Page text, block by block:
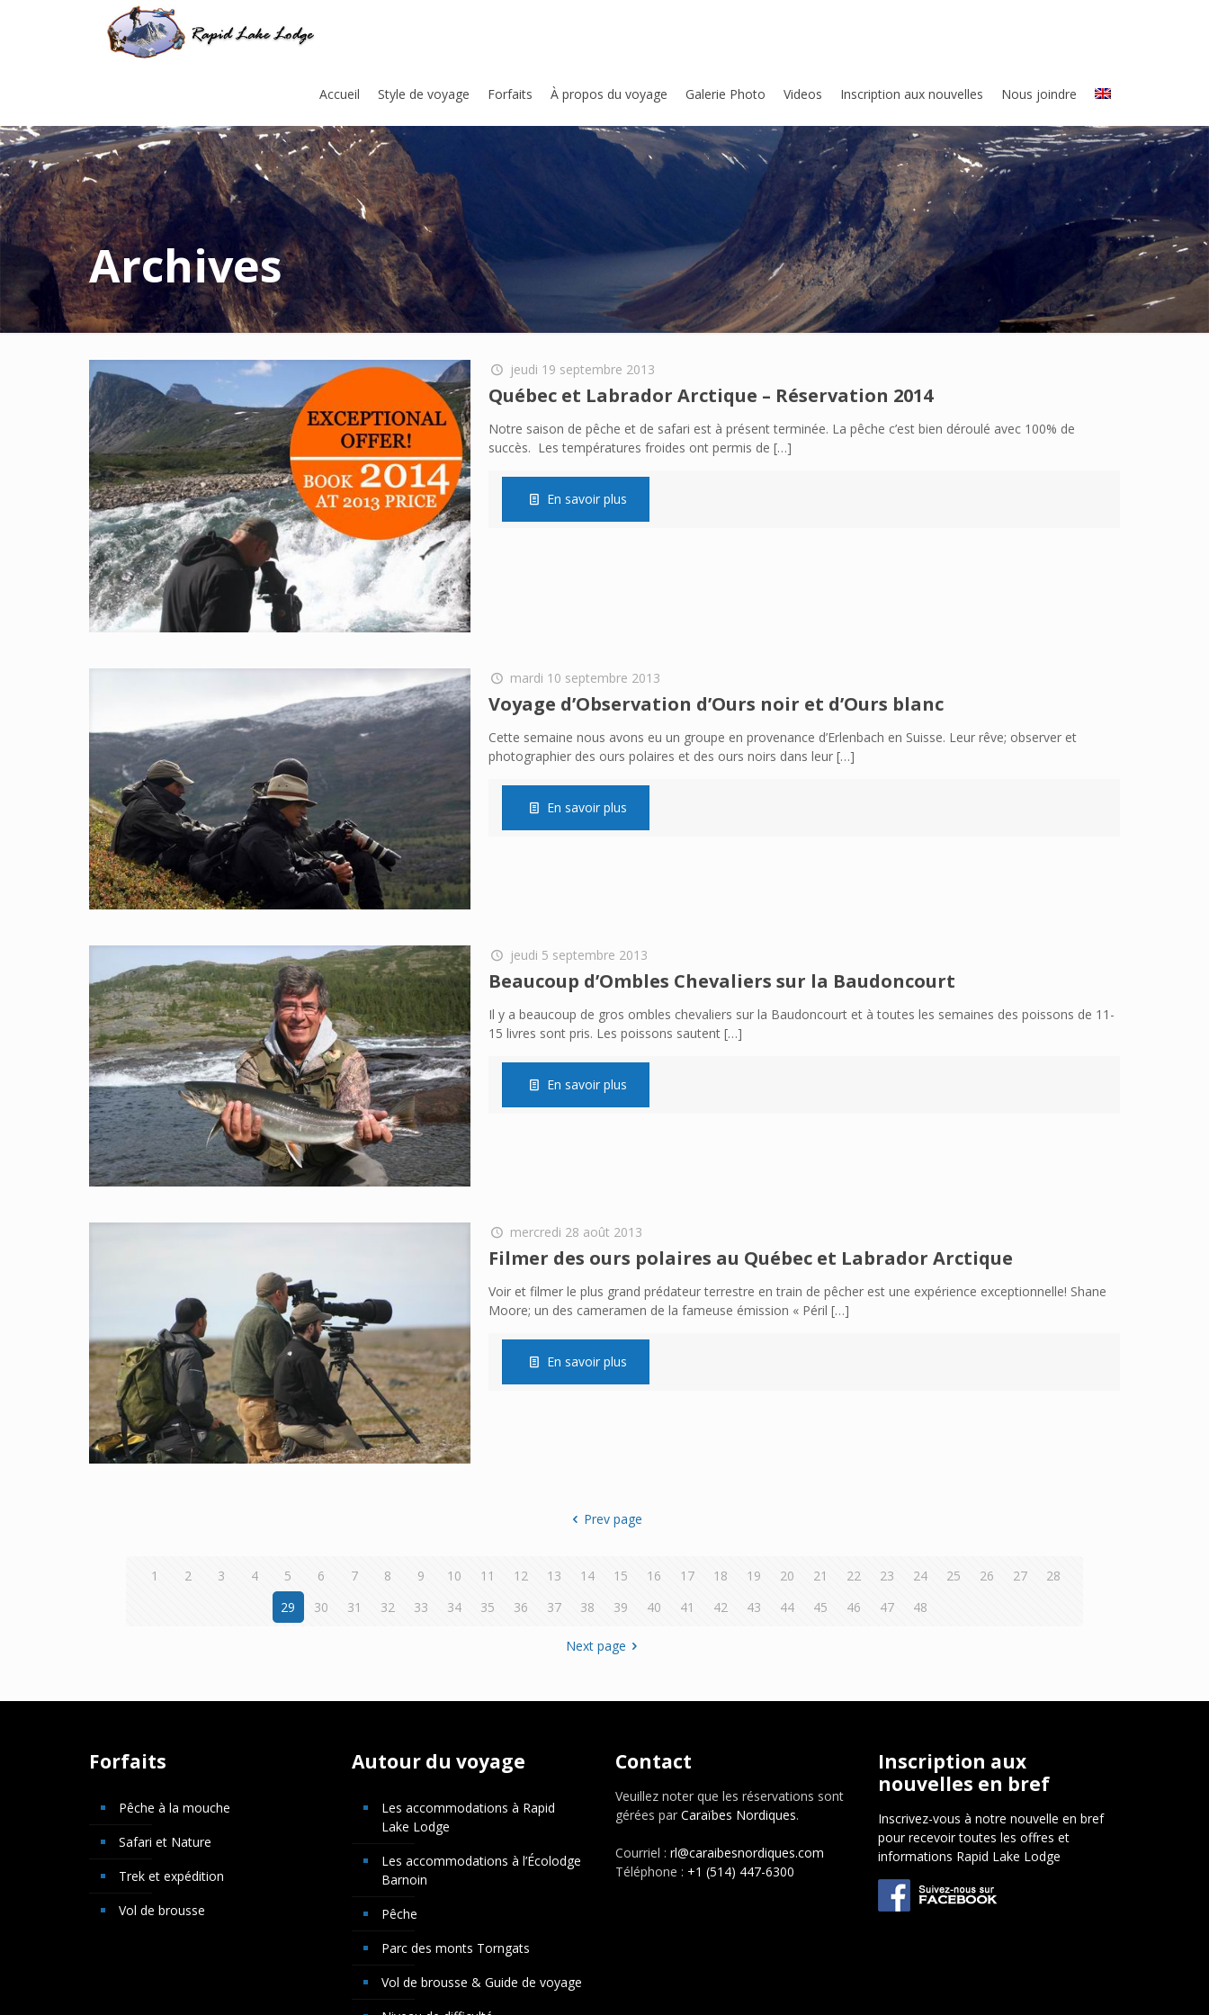
Accueil Style de voyage Forfaits À propos du voyage Galerie Photo Videos Inscription aux nouvelles Nous joindre
Archives
jeudi 19 septembre 2013
Québec et Labrador Arctique – Réservation 2014
Notre saison de pêche et de safari est à présent terminée. La pêche c’est bien déroulé avec 100% de
succès. Les températures froides ont permis de […]
En savoir plus
mardi 10 septembre 2013
Voyage d’Observation d’Ours noir et d’Ours blanc
Cette semaine nous avons eu un groupe en provenance d’Erlenbach en Suisse. Leur rêve; observer et
photographier des ours polaires et des ours noirs dans leur[…]
En savoir plus
jeudi 5 septembre 2013
Beaucoup d’Ombles Chevaliers sur la Baudoncourt
Il y a beaucoup de gros ombles chevaliers sur la Baudoncourt et à toutes les semaines des poissons de 11-
15 livres sont pris. Les poissons sautent[…]
En savoir plus
mercredi 28 août 2013
Filmer des ours polaires au Québec et Labrador Arctique
Voir et filmer le plus grand prédateur terrestre en train de pêcher est une expérience exceptionnelle! Shane
Moore; un des cameramen de la fameuse émission « Péril […]
En savoir plus
Prev page
1 2 3 4 5 6 7 8 9 10 11 12 13 14 15 16 17 18 19 20 21 22 23 24 25 26 27
28
29
30 31 32 33 34 35 36 37 38 39 40 41 42 43 44 45 46 47 48
Next page
Forfaits
Pêche à la mouche
Safari et Nature
Trek et expédition
Vol de brousse
Autour du voyage
Les accommodations à Rapid
Lake Lodge
Les accommodations à l’Écolodge
Barnoin
Pêche
Parc des monts Torngats
Vol de brousse & Guide de voyage
Contact
Veuillez noter que les réservations sont
gérées par Caraïbes Nordiques.
Courriel : rl@caraibesnordiques.com
Téléphone : +1 (514) 447-6300
Inscription aux
nouvelles en bref
Inscrivez-vous à notre nouvelle en bref
pour recevoir toutes les offres et
informations Rapid Lake Lodge